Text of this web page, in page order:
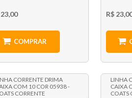
COMPRAR
R$
CORRENTE DRIMA
COM 10 COR 05938 -
CORRENTE
LINHA
CAIXA
COATS